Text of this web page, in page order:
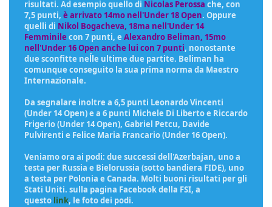
risultati. Ad esempio quello di Nicolas Perossa che, con
7,5 punti, è arrivato 14mo nell'Under 18 Open. Oppure
quelli di Nikol Bogacheva, 18ma nell'Under 14
Femminile con 7 punti, e Alexandro Beliman, 15mo
nell'Under 16 Open anche lui con 7 punti, nonostante
due sconfitte neĺle ultime due partite. Beliman ha
comunque conseguito la sua prima norma da Maestro
Internazionale.
Da segnalare inoltre a 6,5 punti Leonardo Vincenti
(Under 14 Open) e a 6 punti Michele Di Liberto e Riccardo
Frigerio (Under 14 Open), Gabriel Petcu, Davide
Pulvirenti e Felice Maria Francario (Under 16 Open).
Veniamo ora ai podi: due successi dell'Azerbajan, uno a
testa per Russia e Bielorussia (sotto bandiera FIDE), uno
a testa per Polonia e Canada. Molti buoni risultati per gli
Stati Uniti. sulla pagina Facebook della FSI, a
questo link, le foto dei podi.